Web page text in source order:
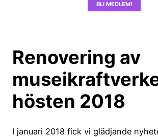
BLI MEDLEM!
Renovering av
hösten 2018
I januari 2018 fick vi glädjande